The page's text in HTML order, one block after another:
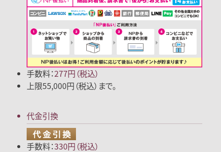
手数料：277円（税込）
上限55,000円（税込）まで。
代金引換
手数料：330円（税込）